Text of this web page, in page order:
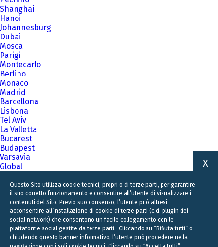
Shanghai
Hanoi
Johannesburg
Dubai
Mosca
Parigi
Montecarlo
Berlino
Monaco
Madrid
Barcellona
Lisbona
Tel Aviv
La Valletta
Bucarest
Budapest
Varsavia
Global
Questo Sito utilizza cookie tecnici, propri o di terze parti, per garantire
il suo corretto funzionamento e consentire all’utente di visualizzare i
contenuti del Sito. Previo suo consenso, l’utente può altresì
acconsentire all’installazione di cookie di terze parti (c.d. plugin dei
social network) che consentono un facile collegamento con le
piattaforme social gestite da terze parti. Cliccando su “Rifiuta tutti” o
chiudendo questo banner informativo, l’utente può procedere nella
X